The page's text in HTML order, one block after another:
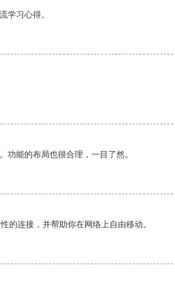
学习心得。
功能的布局也很合理，一目了然。
的连接，并帮助你在网络上自由移动。